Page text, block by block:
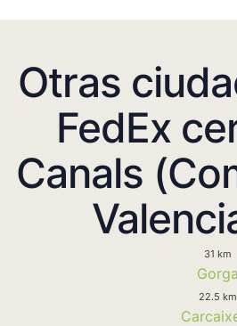
Otras
FedEx
Canals
31 km
Gorga
22.5 km